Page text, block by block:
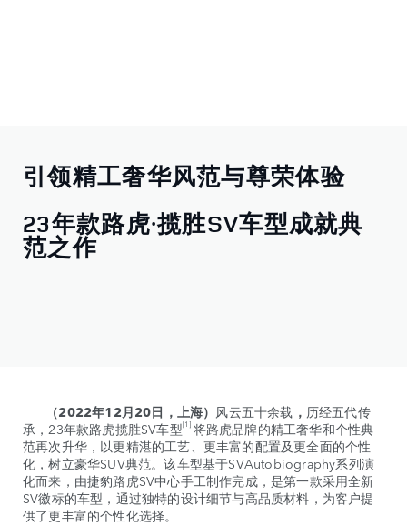
引领精工奢华风范与尊荣体验
23年款路虎·揽胜SV车型成就典
范之作
（2022年12月20日，上海） 风云五十余载 ， 历经五代传
承，23年款路虎揽胜SV车型[1] 将路虎品牌的精工奢华和个性典
范再次升华，以更精湛的工艺、更丰富的配置及更全面的个性
化，树立豪华SUV典范。该车型基于SVAutobiography系列演
化而来，由捷豹路虎SV中心手工制作完成，是第一款采用全新
SV徽标的车型，通过独特的设计细节与高品质材料，为客户提
供了更丰富的个性化选择。